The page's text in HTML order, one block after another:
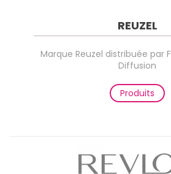
REUZEL
Marque Reuzel distribuée par
Diffusion
Produits